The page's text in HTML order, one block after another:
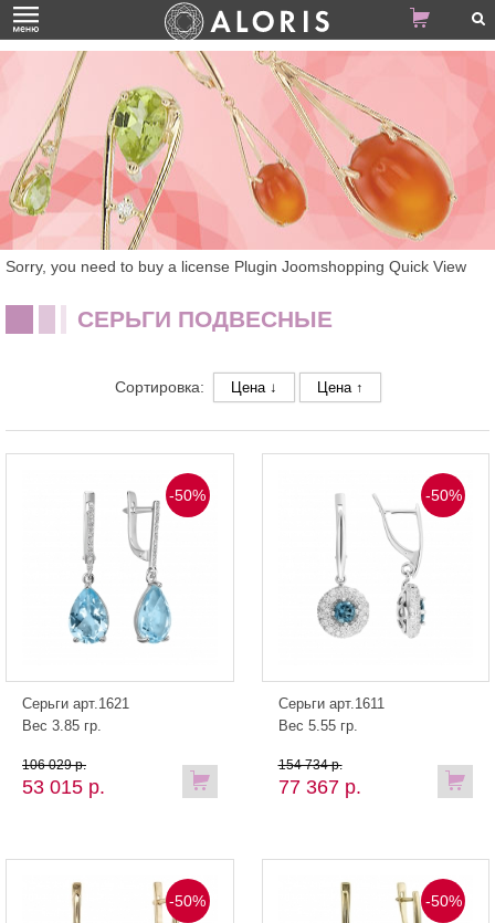
Sorry, you need to buy a license Plugin Joomshopping Quick View
СЕРЬГИ ПОДВЕСНЫЕ
Сортировка: Цена ↓ Цена ↑
-50%
Серьги арт.1621
Вес 3.85 гр.
53 015 р.
106 029 р.
-50%
Серьги арт.1611
Вес 5.55 гр.
77 367 р.
154 734 р.
-50% -50%